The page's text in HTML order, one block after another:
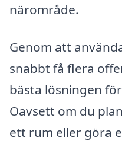
närområde.
Genom att
snabbt få flera
bästa lösningen
Oavsett om du
ett rum eller göra